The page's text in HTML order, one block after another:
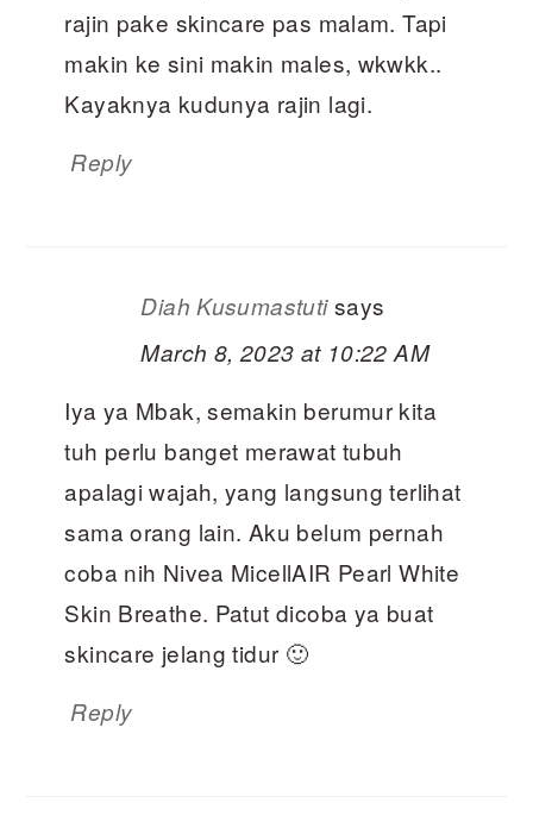
rajin pake skincare pas malam. Tapi
makin ke sini makin males, wkwkk..
Kayaknya kudunya rajin lagi.
Reply
Diah Kusumastuti says
March 8, 2023 at 10:22 AM
Iya ya Mbak, semakin berumur kita
tuh perlu banget merawat tubuh
apalagi wajah, yang langsung terlihat
sama orang lain. Aku belum pernah
coba nih Nivea MicellAIR Pearl White
Skin Breathe. Patut dicoba ya buat
skincare jelang tidur 🙂
Reply